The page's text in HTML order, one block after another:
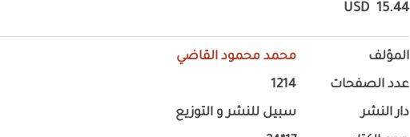
15.44
USD
المؤلف محمد محمود القاضي
عدد الصفحات 1214
دار النشر سبيل للنشر و التوزيع